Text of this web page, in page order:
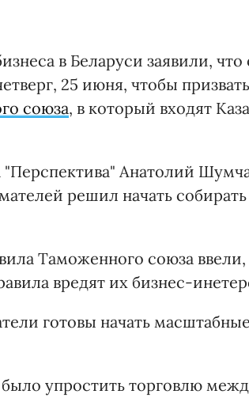
в Беларуси заявили, что
25 июня, чтобы призвать
союза, в который входят
Анатолий
решил начать
Таможенного союза
вредят их бизнес-
готовы начать
упростить торговлю